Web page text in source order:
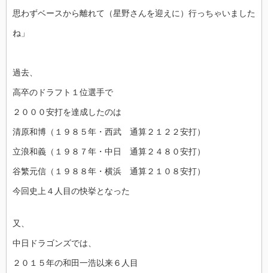
思わずベースから離れて（星野さんを迎えに）行っちゃいました
ね」
過去、
高卒のドラフト１位選手で
２０００安打を達成したのは
清原和博（１９８５年・西武 通算２１２２安打）
立浪和義（１９８７年・中日 通算２４８０安打）
谷繁元信（１９８８年・横浜 通算２１０８安打）
今回史上４人目の快挙となった
又、
中日ドラゴンズでは、
２０１５年の和田一浩以来６人目